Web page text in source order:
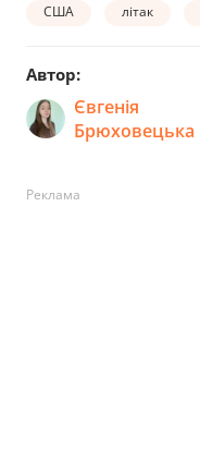
США літак
Автор:
Євгенія
Брюховецька
Реклама